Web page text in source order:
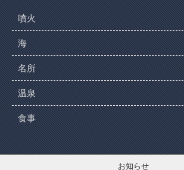
噴火
海
名所
温泉
食事
お知らせ